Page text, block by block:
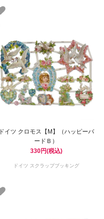
ドイツ クロモス【M】（ハッピーバ
ードＢ）
330円(税込)
ドイツ スクラップブッキング